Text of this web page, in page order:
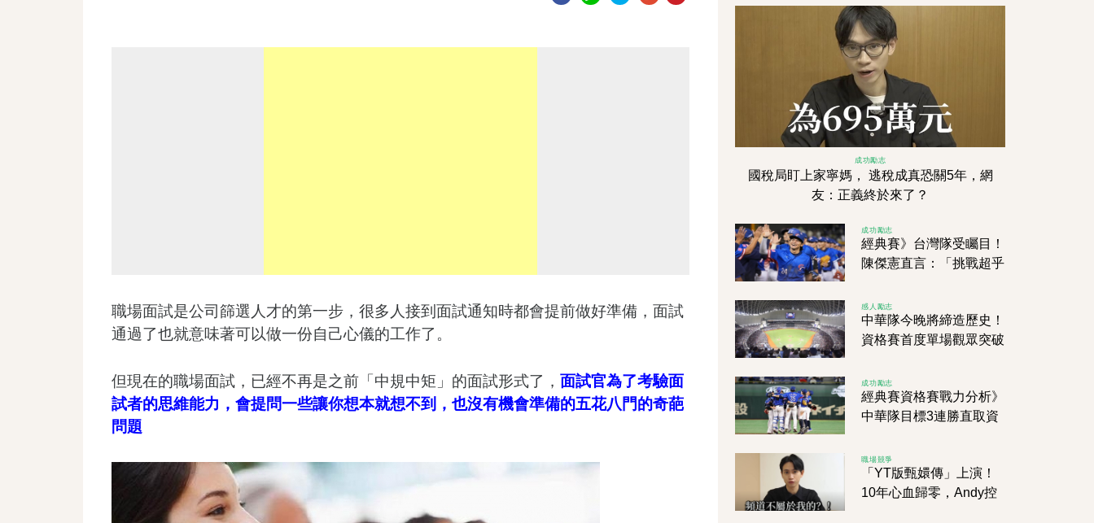
職場面試是公司篩選人才的第一步，很多人接到面試通知時都會提前做好準備，面試
通過了也就意味著可以做一份自己心儀的工作了。
但現在的職場面試，已經不再是之前「中規中矩」的面試形式了， 面試官為了考驗面
試者的思維能力，會提問一些讓你想本就想不到，也沒有機會準備的五花八門的奇葩
問題
成功勵志
國稅局盯上家寧媽， 逃稅成真恐關5年，網
友：正義終於來了？
成功勵志
經典賽》台灣隊受矚目！
陳傑憲直言：「挑戰超乎
感人勵志
中華隊今晚將締造歷史！
資格賽首度單場觀眾突破
成功勵志
經典賽資格賽戰力分析》
中華隊目標3連勝直取資
容小覷 南非奮力一搏
職場競爭
「YT版甄嬛傳」上演！
10年心血歸零，Andy控